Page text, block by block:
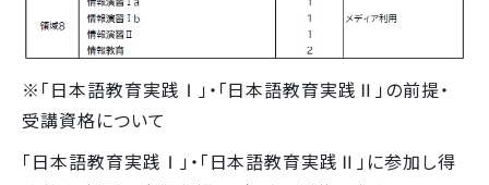
※「日本語教育実践Ⅰ」・「日本語教育実践Ⅱ」の前提・
受講資格について
「日本語教育実践Ⅰ」・「日本語教育実践Ⅱ」に参加し得